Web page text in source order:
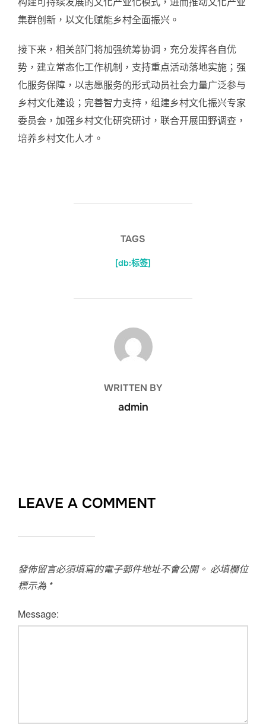
集群创新，以文化赋能乡村全面振兴。
接下来，相关部门将加强统筹协调，充分发挥各自优
势，建立常态化工作机制，支持重点活动落地实施；强
化服务保障，以志愿服务的形式动员社会力量广泛参与
乡村文化建设；完善智力支持，组建乡村文化振兴专家
委员会，加强乡村文化研究研讨，联合开展田野调查，
培养乡村文化人才。
TAGS
[db:标签]
POST AUTHOR
WRITTEN BY
admin
LEAVE A COMMENT
發佈留言必須填寫的電子郵件地址不會公開。 必填欄位
標示為 *
Message: